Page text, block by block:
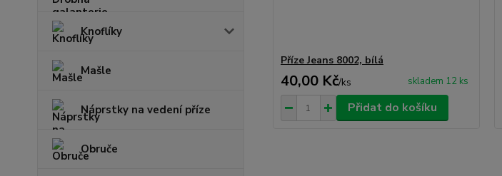
Knoflíky
Mašle
Náprstky na vedení příze
Obruče
Příze Jeans 8002, bílá
40,00 Kč/ks skladem 12 ks
Přidat do košíku